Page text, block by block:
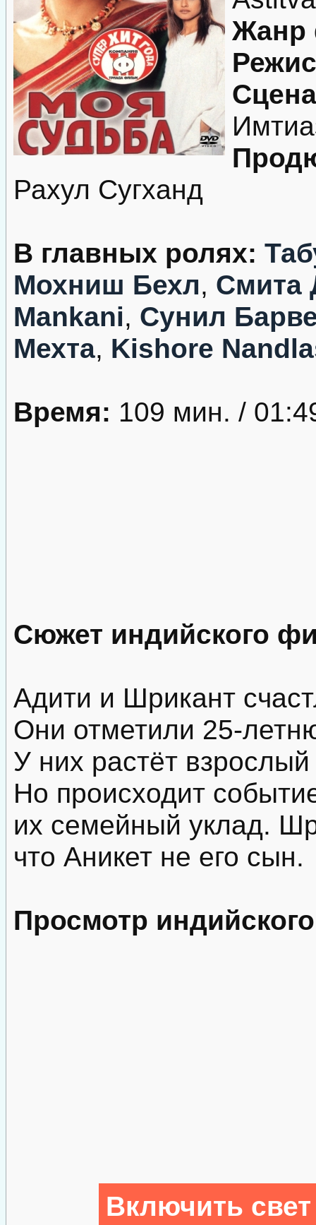
Жанр
Рахул Сугханд
В главных ролях:
Мохниш Бехл, Смита
Mankani, Сунил
Мехта, Kishore
Время: 109 мин. /
Сюжет индийского
Адити и Шрикант
Они отметили 25-
У них растёт
Но происходит
их семейный уклад.
что Аникет не его сын.
Просмотр
Включить